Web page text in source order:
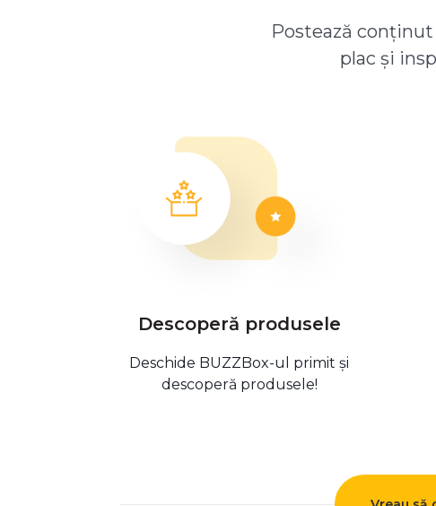
Postează
plac și
Descoperă produsele
Deschide BUZZBox-ul primit și
descoperă produsele!